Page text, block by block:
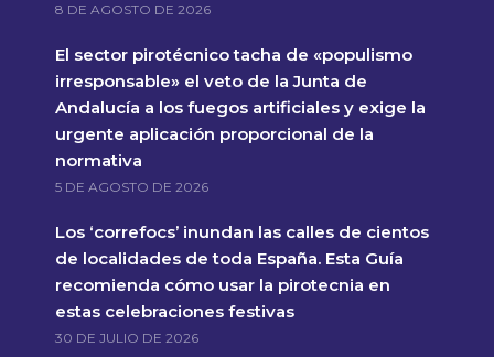
8 DE AGOSTO DE 2026
El sector pirotécnico tacha de «populismo
irresponsable» el veto de la Junta de
Andalucía a los fuegos artificiales y exige la
urgente aplicación proporcional de la
normativa
5 DE AGOSTO DE 2026
Los ‘correfocs’ inundan las calles de cientos
de localidades de toda España. Esta Guía
recomienda cómo usar la pirotecnia en
estas celebraciones festivas
30 DE JULIO DE 2026